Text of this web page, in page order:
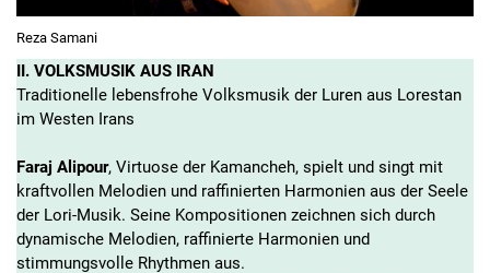
Reza Samani
II. VOLKSMUSIK AUS IRAN
Traditionelle lebensfrohe Volksmusik der Luren aus Lorestan
im Westen Irans
Faraj Alipour, Virtuose der Kamancheh, spielt und singt mit
kraftvollen Melodien und raffinierten Harmonien aus der Seele
der Lori-Musik. Seine Kompositionen zeichnen sich durch
dynamische Melodien, raffinierte Harmonien und
stimmungsvolle Rhythmen aus.